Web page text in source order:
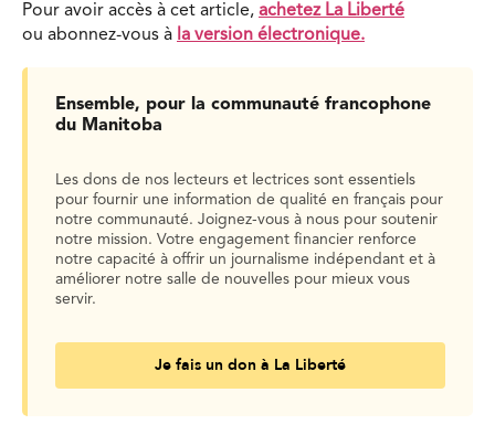
Pour avoir accès à cet article, achetez La Liberté
ou abonnez-vous à la version électronique.
Ensemble, pour la communauté francophone
du Manitoba
Les dons de nos lecteurs et lectrices sont essentiels
pour fournir une information de qualité en français pour
notre communauté. Joignez-vous à nous pour soutenir
notre mission. Votre engagement financier renforce
notre capacité à offrir un journalisme indépendant et à
améliorer notre salle de nouvelles pour mieux vous
servir.
Je fais un don à La Liberté